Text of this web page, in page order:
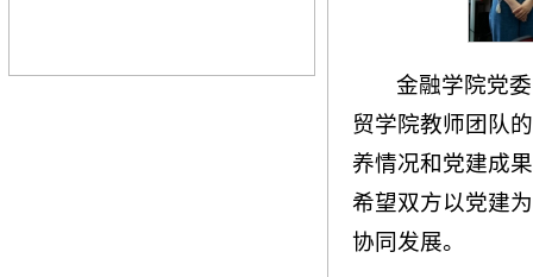
金融学院党
贸学院教师团队
养情况和党建成
希望双方以党建
协同发展。